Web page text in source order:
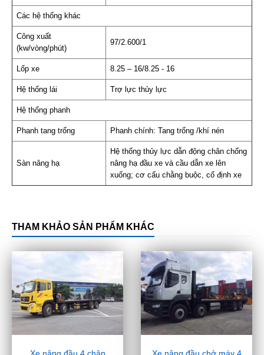
Các hệ thống khác
Công xuất
(kw/vòng/phút)
97/2.600/1
Lốp xe 8.25 – 16/8.25 - 16
Hệ thống lái Trợ lực thủy lực
Hệ thống phanh
Phanh tang trống Phanh chính: Tang trống /khí nén
Sàn nâng hạ
Hệ thống thủy lực dẫn động chân chống
nâng hạ đầu xe và cầu dẫn xe lên
xuống; cơ cấu chằng buộc, cố định xe
THAM KHẢO SẢN PHẨM KHÁC
Xe nâng đầu 4 chân Xe nâng đầu chở máy 4